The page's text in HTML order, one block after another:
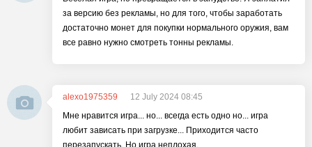
за версию без рекламы, но для того, чтобы заработать
достаточно монет для покупки нормального оружия, вам
все равно нужно смотреть тонны рекламы.
alexo1975359
12 July 2024 08:45
Мне нравится игра... но... всегда есть одно но... игра
любит зависать при загрузке... Приходится часто
перезапускать. Но игра неплохая.